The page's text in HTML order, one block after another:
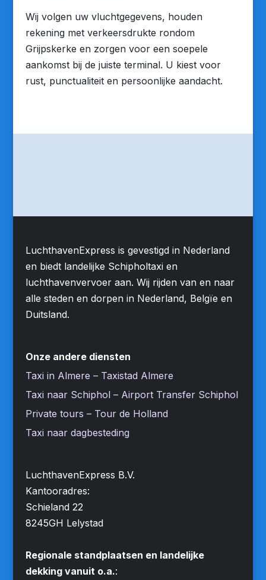
Wij volgen uw vluchtgegevens, houden
rekening met verkeersdrukte rondom
Grijpskerke en zorgen voor een soepele
aankomst bij de juiste terminal. U kiest voor
rust, punctualiteit en persoonlijke aandacht.
LuchthavenExpress is gevestigd in Nederland
en biedt landelijke Schipholtaxi en
luchthavenvervoer aan. Wij rijden van en naar
alle steden en dorpen in Nederland, Belgïe en
Duitsland.
Onze andere diensten
Taxi in Almere – Taxistad Almere
Taxi naar Schiphol – Airport Transfer Schiphol
Private tours – Tour de Holland
Taxi naar dagbesteding
LuchthavenExpress B.V.
Kantooradres:
Schieland 22
8245GH Lelystad
Regionale standplaatsen en landelijke
dekking vanuit o.a.: